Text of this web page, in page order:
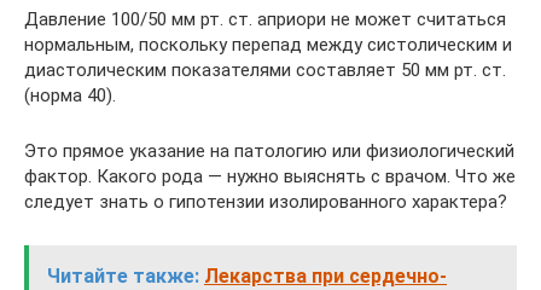
Давление 100/50 мм рт. ст. априори не может считаться
нормальным, поскольку перепад между систолическим и
диастолическим показателями составляет 50 мм рт. ст.
(норма 40).
Это прямое указание на патологию или физиологический
фактор. Какого рода — нужно выяснять с врачом. Что же
следует знать о гипотензии изолированного характера?
Читайте также: Лекарства при сердечно-